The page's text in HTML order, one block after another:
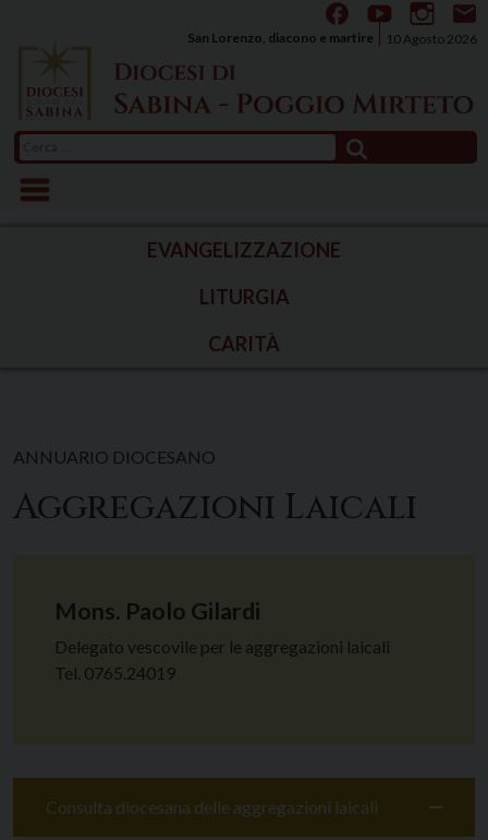
content
10 Agosto 2026
San Lorenzo, diacono e martire
per:
EVANGELIZZAZIONE
LITURGIA
CARITÀ
ANNUARIO DIOCESANO
Aggregazioni Laicali
Mons. Paolo Gilardi
Delegato vescovile per le aggregazioni laicali
Tel. 0765.24019
Consulta diocesana delle aggregazioni laicali